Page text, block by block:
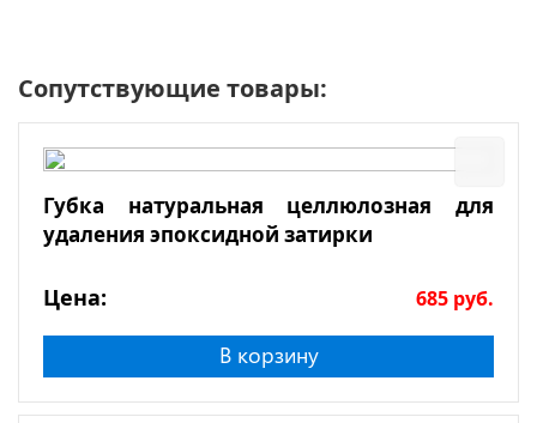
Сопутствующие товары:
Губка натуральная целлюлозная для
удаления эпоксидной затирки
Цена: 685 руб.
В корзину